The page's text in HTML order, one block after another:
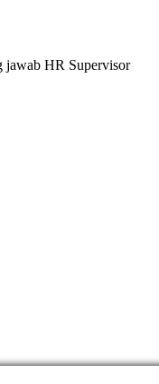
jawab HR Supervisor